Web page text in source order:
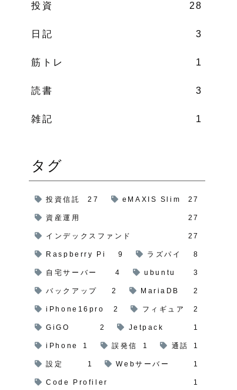
投資 28
日記 3
筋トレ 1
読書 3
雑記 1
タグ
投資信託 27 eMAXIS Slim 27
資産運用 27
インデックスファンド 27
Raspberry Pi 9 ラズパイ 8
自宅サーバー 4 ubuntu 3
バックアップ 2 MariaDB 2
iPhone16pro 2 フィギュア 2
GiGO 2 Jetpack 1
iPhone 1 誤発信 1 通話 1
設定 1 Webサーバー 1
Code Profiler 1